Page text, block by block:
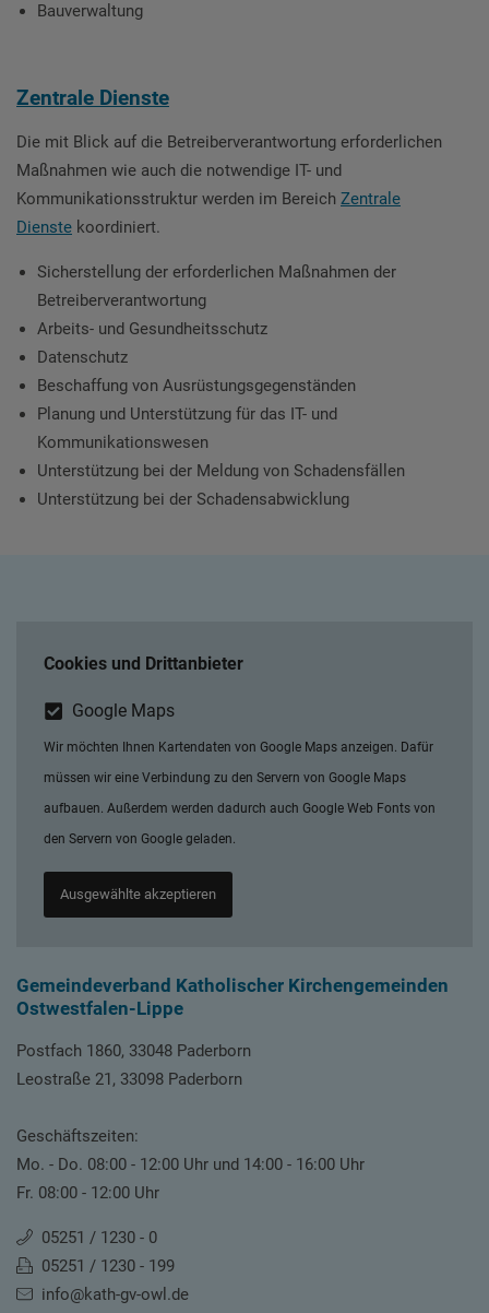
Bauverwaltung
Zentrale Dienste
Die mit Blick auf die Betreiberverantwortung erforderlichen
Maßnahmen wie auch die notwendige IT- und
Kommunikationsstruktur werden im Bereich Zentrale
Dienste koordiniert.
Sicherstellung der erforderlichen Maßnahmen der
Betreiberverantwortung
Arbeits- und Gesundheitsschutz
Datenschutz
Beschaffung von Ausrüstungsgegenständen
Planung und Unterstützung für das IT- und
Kommunikationswesen
Unterstützung bei der Meldung von Schadensfällen
Unterstützung bei der Schadensabwicklung
Cookies und Drittanbieter
Google Maps
Wir möchten Ihnen Kartendaten von Google Maps anzeigen. Dafür
müssen wir eine Verbindung zu den Servern von Google Maps
aufbauen. Außerdem werden dadurch auch Google Web Fonts von
den Servern von Google geladen.
Ausgewählte akzeptieren
Gemeindeverband Katholischer Kirchengemeinden
Ostwestfalen-Lippe
Postfach 1860, 33048 Paderborn
Leostraße 21, 33098 Paderborn
Geschäftszeiten:
Mo. - Do. 08:00 - 12:00 Uhr und 14:00 - 16:00 Uhr
Fr. 08:00 - 12:00 Uhr
05251 / 1230 - 0
05251 / 1230 - 199
info@kath-gv-owl.de